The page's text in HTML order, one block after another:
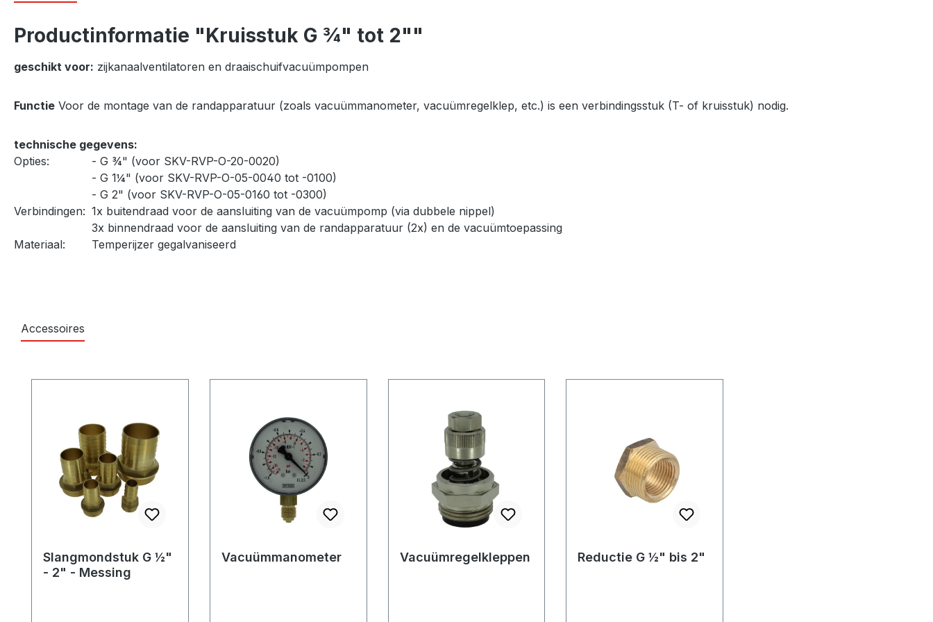
Productinformatie "Kruisstuk G ¾" tot 2""
geschikt voor: zijkanaalventilatoren en draaischuifvacuümpompen
Functie Voor de montage van de randapparatuur (zoals vacuümmanometer, vacuümregelklep, etc.) is een verbindingsstuk (T- of kruisstuk) nodig.
technische gegevens:
Opties:
- G ¾" (voor SKV-RVP-O-20-0020)
- G 1¼" (voor SKV-RVP-O-05-0040 tot -0100)
- G 2" (voor SKV-RVP-O-05-0160 tot -0300)
Verbindingen: 1x buitendraad voor de aansluiting van de vacuümpomp (via dubbele nippel)
3x binnendraad voor de aansluiting van de randapparatuur (2x) en de vacuümtoepassing
Materiaal:
Temperijzer gegalvaniseerd
Accessoires
Slangmondstuk G ½"
- 2" - Messing
Vacuümmanometer Vacuümregelkleppen Reductie G ½" bis 2"